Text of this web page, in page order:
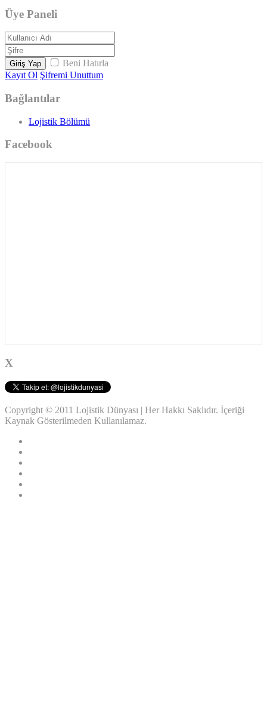
Üye Paneli
Giriş Yap
Beni Hatırla
Kayıt Ol Şifremi Unuttum
Bağlantılar
Lojistik Bölümü
Facebook
X
Copyright © 2011 Lojistik Dünyası | Her Hakkı Saklıdır. İçeriği
Kaynak Gösterilmeden Kullanılamaz.